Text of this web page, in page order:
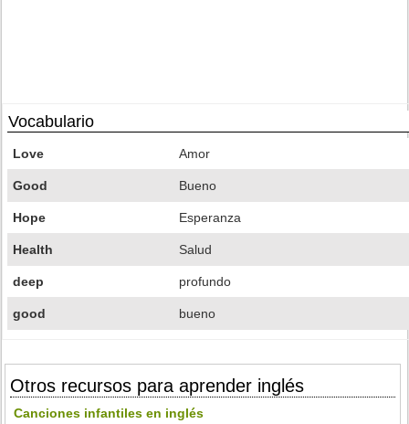
Vocabulario
Love Amor
Good Bueno
Hope Esperanza
Health Salud
deep profundo
good bueno
Otros recursos para aprender inglés
Canciones infantiles en inglés